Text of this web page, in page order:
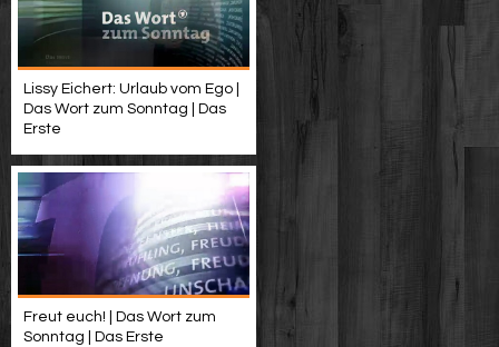
Lissy Eichert: Urlaub vom Ego |
Das Wort zum Sonntag | Das
Erste
Freut euch! | Das Wort zum
Sonntag | Das Erste